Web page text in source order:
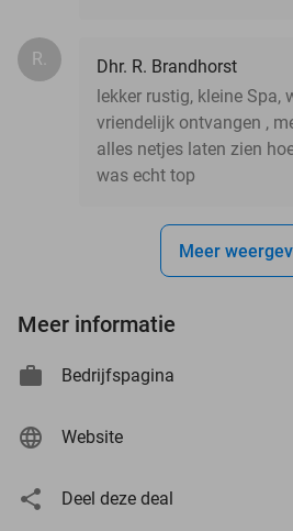
R.
Dhr. R. Brandhorst
lekker rustig, kleine Spa,
vriendelijk ontvangen ,
alles netjes laten zien
was echt top
Meer
Meer informatie
Bedrijfspagina
Website
Deel deze deal